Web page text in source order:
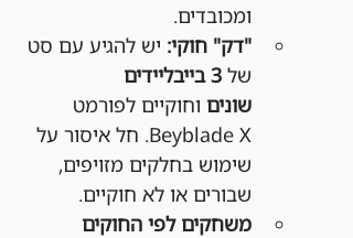
ומכובדים.
"דק" חוקי: יש להגיע עם סט
של
3 בייבליידים
שונים וחוקיים לפורמט
Beyblade X. חל איסור על
שימוש בחלקים מזויפים,
שבורים או לא חוקיים.
משחקים לפי החוקים